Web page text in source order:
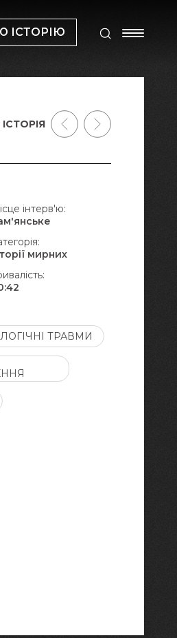
ІСТОРІЮ
інтерв'ю:
мирних
ТРАВМИ